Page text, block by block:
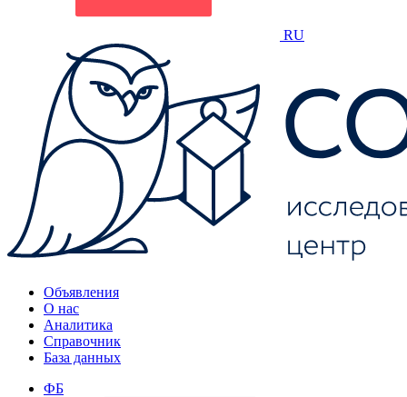
RU
Объявления
О нас
Аналитика
Справочник
База данных
ФБ